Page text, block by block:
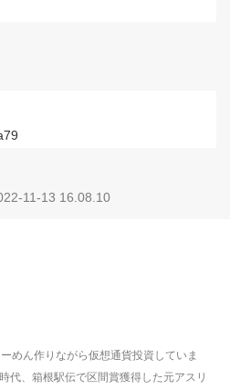
11-13 16.08.10
めん作りながら仮想通貨投資していま
代、箱根駅伝で区間賞獲得した元アスリ